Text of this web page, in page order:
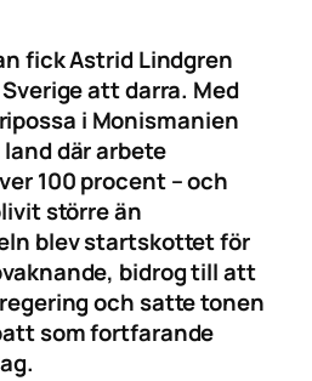
fick Astrid Lindgren
att darra. Med
i Monismanien
där arbete
100 procent – och
större än
blev startskottet för
bidrog till att
och satte tonen
som fortfarande